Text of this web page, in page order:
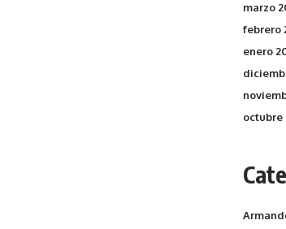
marzo
febrero
enero
octubre